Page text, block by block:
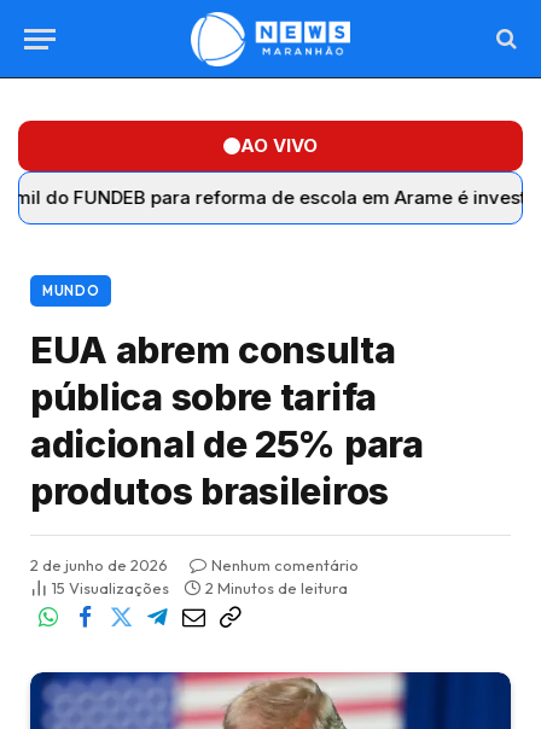
AO VIVO
para reforma de escola em Arame é investigado sem
MUNDO
EUA abrem consulta
pública sobre tarifa
adicional de 25% para
produtos brasileiros
2 de junho de 2026
Nenhum comentário
15 Visualizações 2 Minutos de leitura